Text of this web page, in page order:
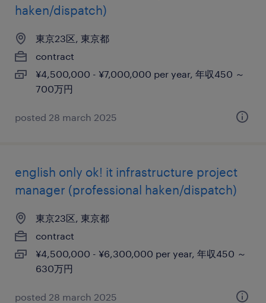
haken/dispatch)
東京23区, 東京都
contract
¥4,500,000 - ¥7,000,000 per year, 年収450 ～
700万円
posted 28 march 2025
english only ok! it infrastructure project
manager (professional haken/dispatch)
東京23区, 東京都
contract
¥4,500,000 - ¥6,300,000 per year, 年収450 ～
630万円
posted 28 march 2025